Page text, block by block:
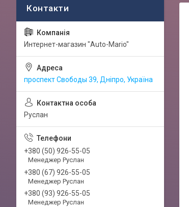
Интернет-магазин "Auto-Mario"
проспект Свободы 39, Дніпро, Україна
Руслан
+380 (50) 926-55-05
Менеджер Руслан
+380 (67) 926-55-05
Менеджер Руслан
+380 (93) 926-55-05
Менеджер Руслан